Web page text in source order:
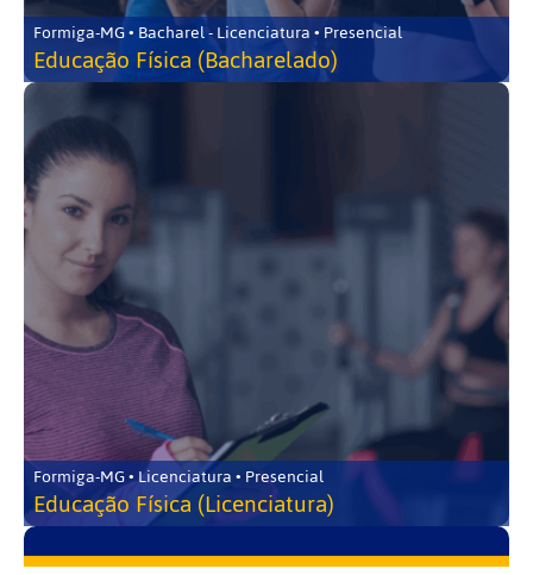
Formiga-MG • Bacharel - Licenciatura • Presencial
Educação Física (Bacharelado)
Formiga-MG • Licenciatura • Presencial
Educação Física (Licenciatura)